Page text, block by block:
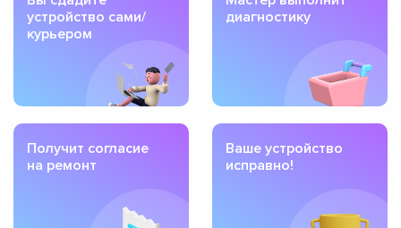
устройство сами/
курьером
диагностику
Получит согласие
на ремонт
Ваше устройство
исправно!